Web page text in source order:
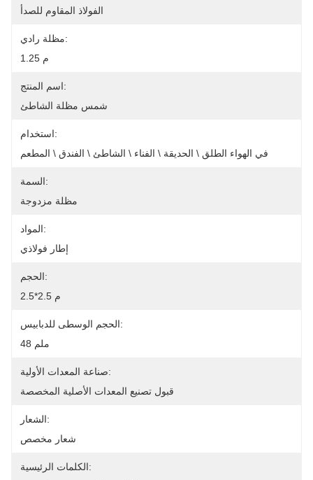
الفولاذ المقاوم للصدأ
مظلة رادي:
1.25 م
اسم المنتج:
شمس مظلة الشاطئ
استخدام:
في الهواء الطلق \ الحديقة \ الفناء \ الشاطئ \ الفندق \ المطعم
السمة:
مظلة مزدوجة
المواد:
إطار فولاذي
الحجم:
2.5*2.5 م
الحجم الوسطى للدبابيس:
48 ملم
صناعة المعدات الأولية:
قبول تصنيع المعدات الأصلية المخصصة
الشعار:
شعار مخصص
الكلمات الرئيسية: